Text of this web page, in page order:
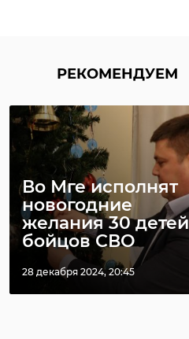
РЕКОМЕНДУЕМ
Во Мге исполнят
новогодние
желания 30 детей
бойцов СВО
28 декабря 2024, 20:45